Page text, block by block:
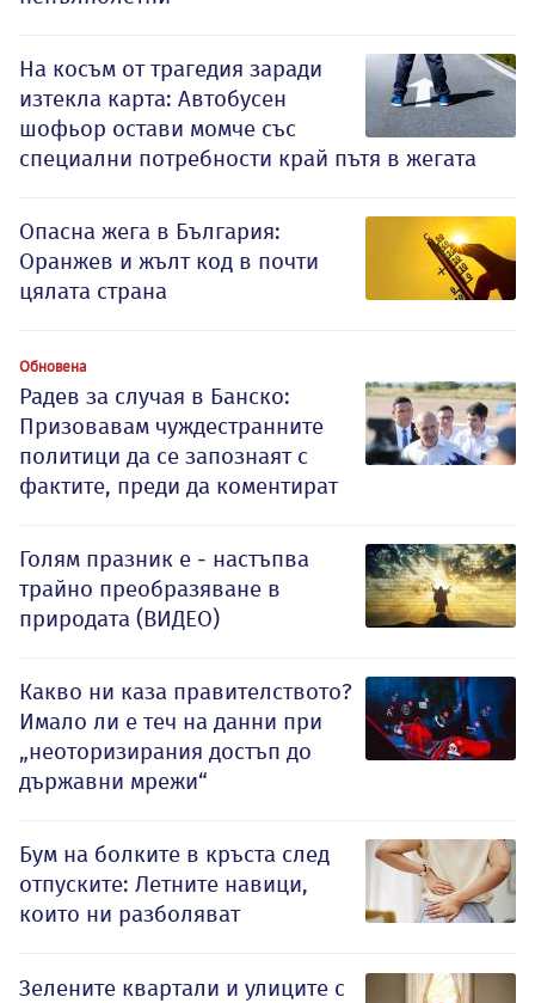
На косъм от трагедия заради
изтекла карта: Автобусен
шофьор остави момче със
специални потребности край пътя в жегата
Опасна жега в България:
Оранжев и жълт код в почти
цялата страна
Обновена
Радев за случая в Банско:
Призовавам чуждестранните
политици да се запознаят с
фактите, преди да коментират
Голям празник е - настъпва
трайно преобразяване в
природата (ВИДЕО)
Какво ни каза правителството?
Имало ли е теч на данни при
„неоторизирания достъп до
държавни мрежи“
Бум на болките в кръста след
отпуските: Летните навици,
които ни разболяват
Зелените квартали и улиците с